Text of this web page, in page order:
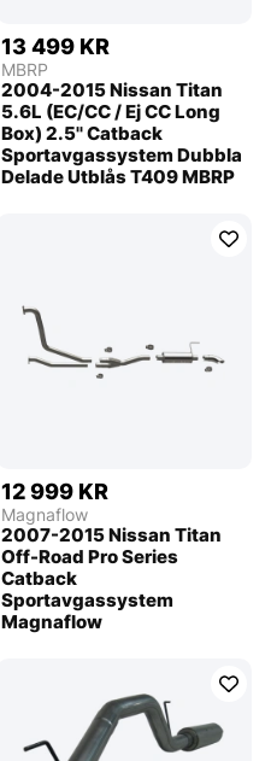
13 499 KR
MBRP
2004-2015 Nissan Titan
5.6L (EC/CC / Ej CC Long
Box) 2.5'' Catback
Sportavgassystem Dubbla
Delade Utblås T409 MBRP
12 999 KR
Magnaflow
2007-2015 Nissan Titan
Off-Road Pro Series
Catback
Sportavgassystem
Magnaflow